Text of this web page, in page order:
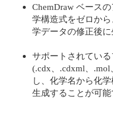
ChemDraw ベース
学構造式をゼロか
学データの修正後に
サポートされてい
(.cdx、.cdxml、.mol
し、化学名から化
生成することが可能